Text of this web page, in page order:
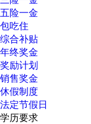
五险一金
包吃住
综合补贴
年终奖金
奖励计划
销售奖金
休假制度
法定节假日
学历要求